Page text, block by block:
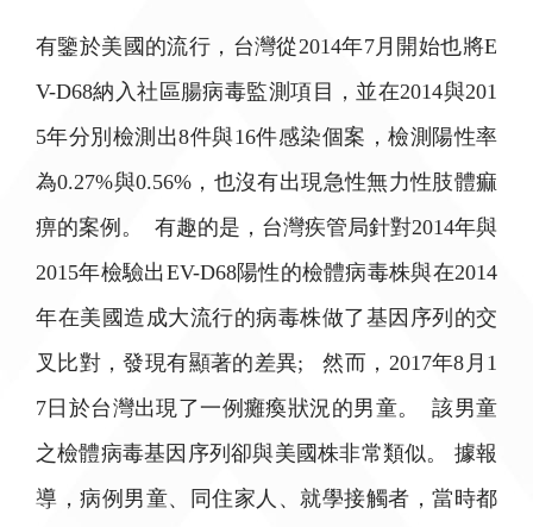
有鑒於美國的流行，台灣從2014年7月開始也將E
V-D68納入社區腸病毒監測項目，並在2014與201
5年分別檢測出8件與16件感染個案，檢測陽性率
為0.27%與0.56%，也沒有出現急性無力性肢體痲
痹的案例。 有趣的是，台灣疾管局針對2014年與
2015年檢驗出EV-D68陽性的檢體病毒株與在2014
年在美國造成大流行的病毒株做了基因序列的交
叉比對，發現有顯著的差異; 然而，2017年8月1
7日於台灣出現了一例癱瘓狀況的男童。 該男童
之檢體病毒基因序列卻與美國株非常類似。 據報
導，病例男童、同住家人、就學接觸者，當時都